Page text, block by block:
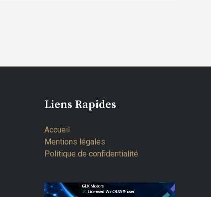
Liens Rapides
Accueil
Mentions légales
Politique de confidentialité